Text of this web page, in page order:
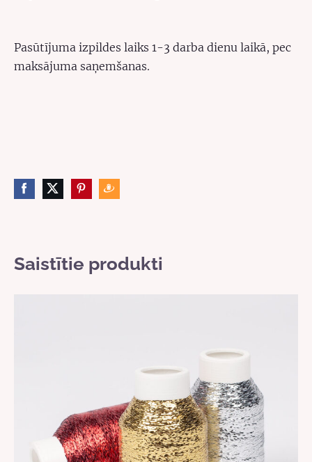
Pasūtījuma izpildes laiks 1-3 darba dienu laikā, pec
maksājuma saņemšanas.
Saistītie produkti